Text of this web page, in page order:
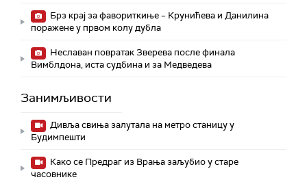
Брз крај за фавориткиње – Крунићева и Данилина
поражене у првом колу дубла
Неславан повратак Зверева после финала
Вимблдона, иста судбина и за Медведева
Занимљивости
Дивља свиња залутала на метро станицу у
Будимпешти
Како се Предраг из Врања заљубио у старе
часовнике